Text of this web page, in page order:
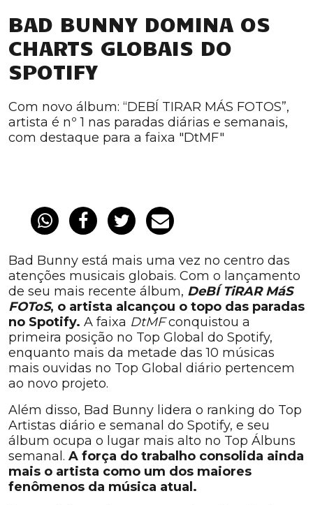
BAD BUNNY DOMINA OS
CHARTS GLOBAIS DO
SPOTIFY
Com novo álbum: “DEBÍ TIRAR MÁS FOTOS”,
artista é nº 1 nas paradas diárias e semanais,
com destaque para a faixa "DtMF"
Bad Bunny está mais uma vez no centro das
atenções musicais globais. Com o lançamento
de seu mais recente álbum, DeBÍ TiRAR MáS
FOToS, o artista alcançou o topo das paradas
no Spotify. A faixa DtMFconquistou a
primeira posição no Top Global do Spotify,
enquanto mais da metade das 10 músicas
mais ouvidas no Top Global diário pertencem
ao novo projeto.
Além disso, Bad Bunny lidera o ranking do Top
Artistas diário e semanal do Spotify, e seu
álbum ocupa o lugar mais alto no Top Álbuns
semanal. A força do trabalho consolida ainda
mais o artista como um dos maiores
fenômenos da música atual.